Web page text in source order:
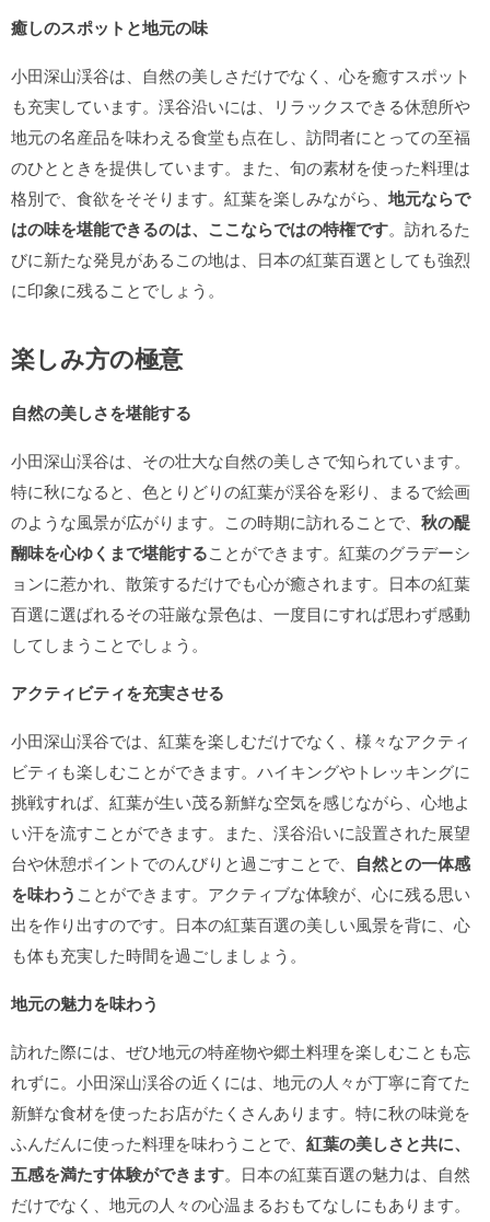
癒しのスポットと地元の味
小田深山渓谷は、自然の美しさだけでなく、心を癒すスポット
も充実しています。渓谷沿いには、リラックスできる休憩所や
地元の名産品を味わえる食堂も点在し、訪問者にとっての至福
のひとときを提供しています。また、旬の素材を使った料理は
格別で、食欲をそそります。紅葉を楽しみながら、 地元ならで
はの味を堪能できるのは、ここならではの特権です。訪れるた
びに新たな発見があるこの地は、日本の紅葉百選としても強烈
に印象に残ることでしょう。
楽しみ方の極意
自然の美しさを堪能する
小田深山渓谷は、その壮大な自然の美しさで知られています。
特に秋になると、色とりどりの紅葉が渓谷を彩り、まるで絵画
のような風景が広がります。この時期に訪れることで、 秋の醍
醐味を心ゆくまで堪能することができます。紅葉のグラデーシ
ョンに惹かれ、散策するだけでも心が癒されます。日本の紅葉
百選に選ばれるその荘厳な景色は、一度目にすれば思わず感動
してしまうことでしょう。
アクティビティを充実させる
小田深山渓谷では、紅葉を楽しむだけでなく、様々なアクティ
ビティも楽しむことができます。ハイキングやトレッキングに
挑戦すれば、紅葉が生い茂る新鮮な空気を感じながら、心地よ
い汗を流すことができます。また、渓谷沿いに設置された展望
台や休憩ポイントでのんびりと過ごすことで、 自然との一体感
を味わう ことができます。アクティブな体験が、心に残る思い
出を作り出すのです。日本の紅葉百選の美しい風景を背に、心
も体も充実した時間を過ごしましょう。
地元の魅力を味わう
訪れた際には、ぜひ地元の特産物や郷土料理を楽しむことも忘
れずに。小田深山渓谷の近くには、地元の人々が丁寧に育てた
新鮮な食材を使ったお店がたくさんあります。特に秋の味覚を
ふんだんに使った料理を味わうことで、 紅葉の美しさと共に、
五感を満たす体験ができます。日本の紅葉百選の魅力は、自然
だけでなく、地元の人々の心温まるおもてなしにもあります。